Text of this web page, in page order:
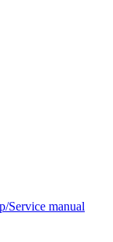
Service manual